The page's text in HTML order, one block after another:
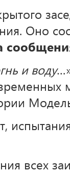
Оно
и воду
всех